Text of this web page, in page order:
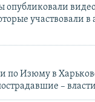
участвовали в
по Изюму в
– власти